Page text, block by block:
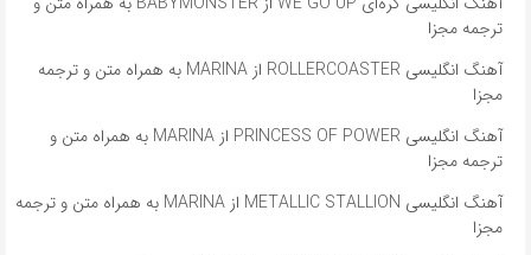
ترجمه مجزا
آهنگ انگلیسی ROLLERCOASTER از MARINA به همراه متن و ترجمه
مجزا
آهنگ انگلیسی PRINCESS OF POWER از MARINA به همراه متن و
ترجمه مجزا
آهنگ انگلیسی METALLIC STALLION از MARINA به همراه متن و ترجمه
مجزا